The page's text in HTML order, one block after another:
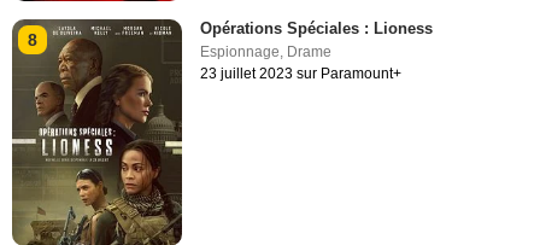
8
Opérations Spéciales : Lioness
Espionnage, Drame
23 juillet 2023 sur Paramount+